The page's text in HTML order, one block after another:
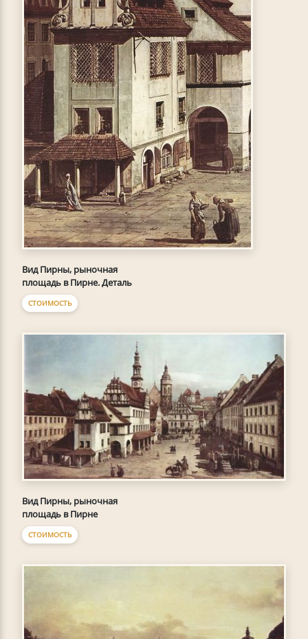
Вид Пирны, рыночная
площадь в Пирне. Деталь
СТОИМОСТЬ
Вид Пирны, рыночная
площадь в Пирне
СТОИМОСТЬ